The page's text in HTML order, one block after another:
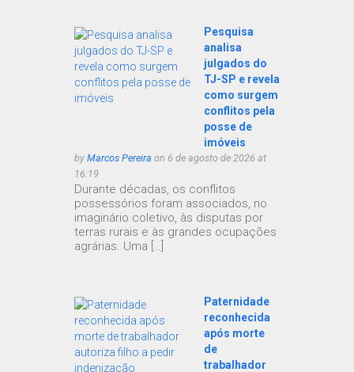
Pesquisa
analisa
julgados do
TJ-SP e revela
como surgem
conflitos pela
posse de
imóveis
by Marcos Pereira on 6 de agosto de 2026 at
16:19
Durante décadas, os conflitos
possessórios foram associados, no
imaginário coletivo, às disputas por
terras rurais e às grandes ocupações
agrárias. Uma […]
Paternidade
reconhecida
após morte
de
trabalhador